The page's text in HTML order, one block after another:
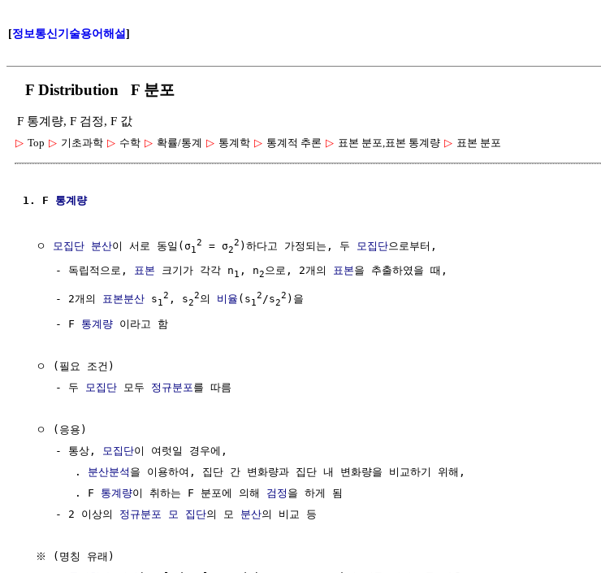
[정보통신기술용어해설]
F Distribution F 분포
F 통계량, F 검정, F 값
▷ Top ▷ 기초과학 ▷ 수학 ▷ 확률/통계 ▷ 통계학 ▷ 통계적 추론 ▷ 표본 분포,표본 통계량 ▷ 표본 분포
1. F 통계량
  ㅇ
모집단 분산이 서로 동일(σ1
2 = σ2
2 )하다고 가정되는, 두 모집단으로부터,
     - 독립적으로,
표본 크기가 각각 n1 , n2으로, 2개의 표본을 추출하였을 때,
     - 2개의
표본분산 s1
2 , s2
2의 비율 (s1
2/s2
2 )을
     - F
통계량 이라고 함
  ㅇ (필요 조건)
     - 두
모집단 모두 정규분포를 따름
  ㅇ (응용)
     - 통상,
모집단이 여럿일 경우에,
        .
분산분석 을 이용하여, 집단 간 변화량과 집단 내 변화량을 비교하기 위해,
        . F
통계량이 취하는 F 분포에 의해 검정 을 하게 됨
     - 2 이상의
정규분포 모 집단의 모 분산의 비교 등
  ※ (명칭 유래)